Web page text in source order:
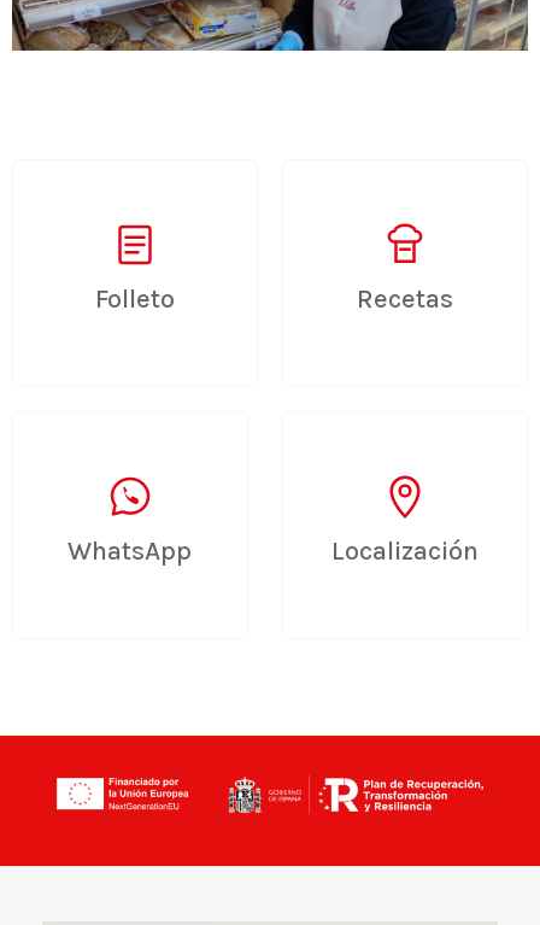
Folleto Recetas
WhatsApp Localización